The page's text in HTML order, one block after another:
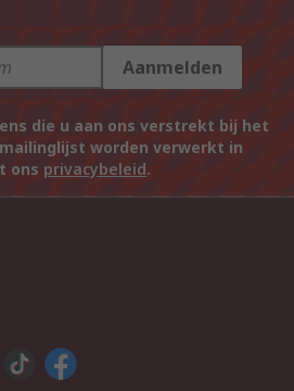
Aanmelden
die u aan ons verstrekt bij het
worden verwerkt in
ons privacybeleid.